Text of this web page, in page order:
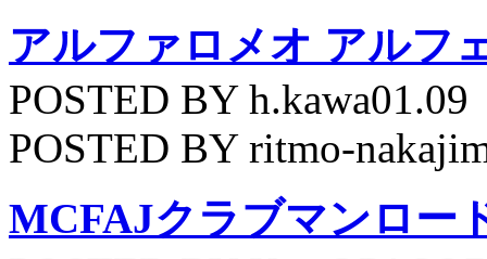
アルファロメオ アルフ
POSTED BY h.kawa01.09
POSTED BY ritmo-
MCFAJクラブマンロー